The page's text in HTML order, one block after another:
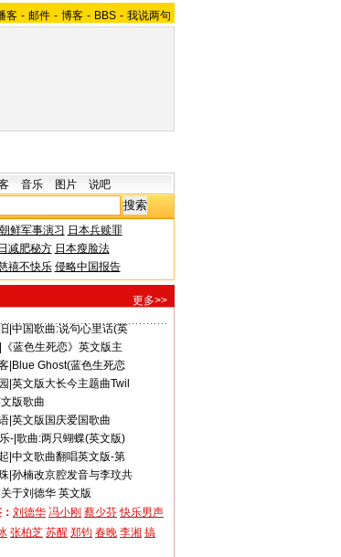
客 - 邮件 - 博客 - BBS - 我说两句
音乐 图片 说吧
朝鲜军事演习 日本兵赎罪
减肥秘方 日本瘦脸法
禧不快乐 侵略中国报告
更多>>
中国歌曲:说句心里话(英
《蓝色生死恋》英文版主
| Blue Ghost(蓝色生死恋
英文版大长今主题曲Twil
版歌曲
| 英文版国庆爱国歌曲
-| 歌曲:两只蝴蝶(英文版)
中文歌曲翻唱英文版-第
| 孙楠改京腔发音与李玟共
关于刘德华 英文版
刘德华 冯小刚 蔡少芬 快乐男声
张柏芝 苏醒 郑钧 春晚 李湘 搞